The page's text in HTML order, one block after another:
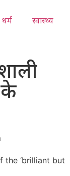
धर्म स्वास्थ्य
के